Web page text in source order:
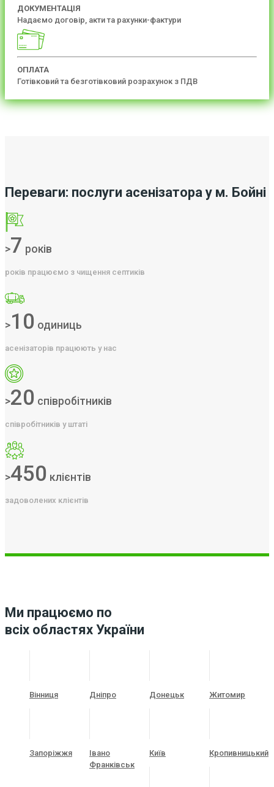
ДОКУМЕНТАЦІЯ
Надаємо договір, акти та рахунки-фактури
ОПЛАТА
Готівковий та безготівковий розрахунок з ПДВ
Переваги: послуги асенізатора у м. Бойні
>7 років
років працюємо з чищення септиків
>10 одиниць
асенізаторів працюють у нас
>20 співробітників
співробітників у штаті
>450 клієнтів
задоволених клієнтів
Ми працюємо по
всіх областях України
Вінниця Дніпро Донецьк Житомир
Запоріжжя
Івано
Франківськ
Київ Кропивницький